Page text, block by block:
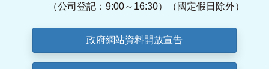
（公司登記：9:00～16:30）（國定假日除外）
政府網站資料開放宣告